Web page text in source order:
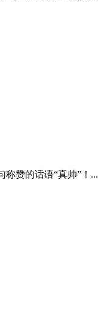
赞的话语“真帅”！...